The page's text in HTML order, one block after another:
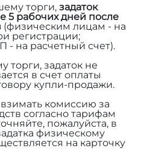
торги, задаток
5 рабочих дней после
(физическим лицам - на
регистрации;
на расчетный счет).
торги, задаток не
в счет оплаты
купли-продажи.
комиссию за
согласно тарифам
пожалуйста, в
физическому
на карточку